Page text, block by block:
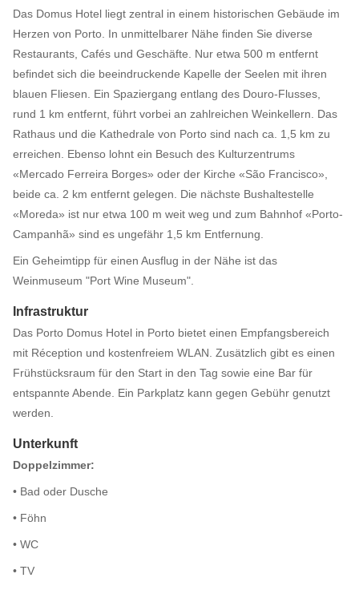
Das Domus Hotel liegt zentral in einem historischen Gebäude im
Herzen von Porto. In unmittelbarer Nähe finden Sie diverse
Restaurants, Cafés und Geschäfte. Nur etwa 500 m entfernt
befindet sich die beeindruckende Kapelle der Seelen mit ihren
blauen Fliesen. Ein Spaziergang entlang des Douro-Flusses,
rund 1 km entfernt, führt vorbei an zahlreichen Weinkellern. Das
Rathaus und die Kathedrale von Porto sind nach ca. 1,5 km zu
erreichen. Ebenso lohnt ein Besuch des Kulturzentrums
«Mercado Ferreira Borges» oder der Kirche «São Francisco»,
beide ca. 2 km entfernt gelegen. Die nächste Bushaltestelle
«Moreda» ist nur etwa 100 m weit weg und zum Bahnhof «Porto-
Campanhã» sind es ungefähr 1,5 km Entfernung.
Ein Geheimtipp für einen Ausflug in der Nähe ist das
Weinmuseum "Port Wine Museum".
Infrastruktur
Das Porto Domus Hotel in Porto bietet einen Empfangsbereich
mit Réception und kostenfreiem WLAN. Zusätzlich gibt es einen
Frühstücksraum für den Start in den Tag sowie eine Bar für
entspannte Abende. Ein Parkplatz kann gegen Gebühr genutzt
werden.
Unterkunft
Doppelzimmer:
• Bad oder Dusche
• Föhn
• WC
• TV